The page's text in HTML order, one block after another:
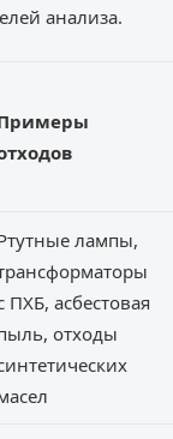
анализа.
лампы,
ПХБ, асбестовая
отходы